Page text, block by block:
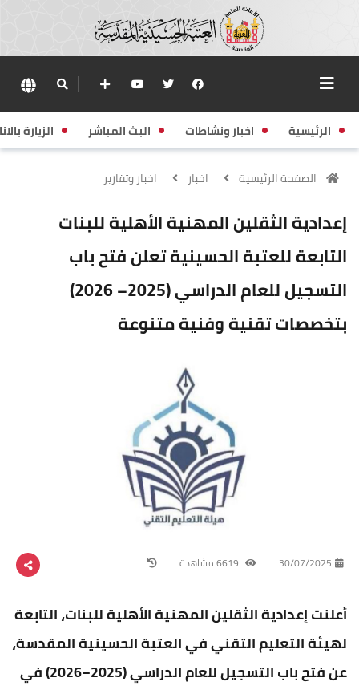
الرئيسية اخبار ونشاطات البث المباشر الزيارة
الصفحة الرئيسية اخبار اخبار وتقارير
إعدادية الثقلين المهنية الأهلية للبنات
التابعة للعتبة الحسينية تعلن فتح باب
التسجيل للعام الدراسي (2025– 2026)
بتخصصات تقنية وفنية متنوعة
30/07/2025
أعلنت إعدادية الثقلين المهنية الأهلية للبنات، التابعة
لهيئة التعليم التقني في العتبة الحسينية المقدسة،
عن فتح باب التسجيل للعام الدراسي (2025–2026) في